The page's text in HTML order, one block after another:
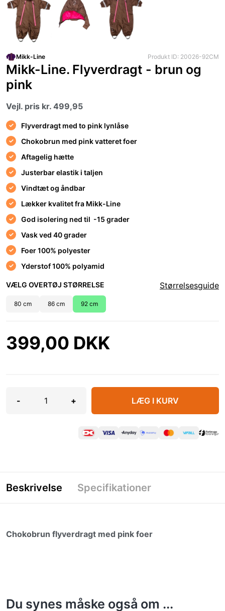
Mikk-Line Produkt ID: 20026-92CM
Mikk-Line. Flyverdragt - brun og
pink
Vejl. pris kr. 499,95
Flyverdragt med to pink lynlåse
Chokobrun med pink vatteret foer
Aftagelig hætte
Justerbar elastik i taljen
Vindtæt og åndbar
Lækker kvalitet fra Mikk-Line
God isolering ned til -15 grader
Vask ved 40 grader
Foer 100% polyester
Yderstof 100% polyamid
VÆLG OVERTØJ STØRRELSE Størrelsesguide
80 cm 86 cm 92 cm
399,00 DKK
- + LÆG I KURV
Beskrivelse Specifikationer
Chokobrun flyverdragt med pink foer
Du synes måske også om ...